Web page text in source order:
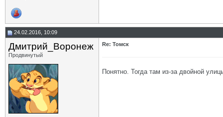
24.02.2016, 10:09
Дмитрий_Воронеж
Продвинутый
Re: Томск
Понятно. Тогда там из-за двойной